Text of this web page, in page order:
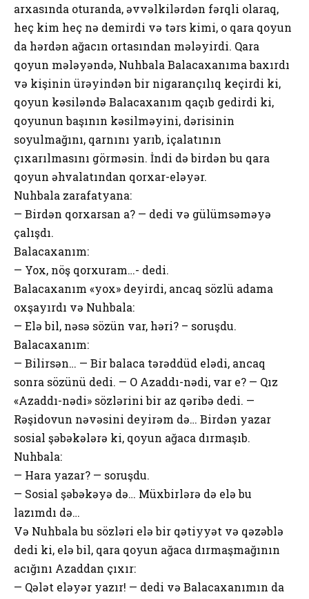
arxasında oturanda, əvvəlkilərdən fərqli olaraq,
heç kim heç nə demirdi və tərs kimi, o qara qoyun
da hərdən ağacın ortasından mələyirdi. Qara
qoyun mələyəndə, Nuhbala Balacaxanıma baxırdı
və kişinin ürəyindən bir nigarançılıq keçirdi ki,
qoyun kəsiləndə Balacaxanım qaçıb gedirdi ki,
qoyunun başının kəsilməyini, dərisinin
soyulmağını, qarnını yarıb, içalatının
çıxarılmasını görməsin. İndi də birdən bu qara
qoyun əhvalatından qorxar-eləyər.
Nuhbala zarafatyana:
— Birdən qorxarsan a? — dedi və gülümsəməyə
çalışdı.
Balacaxanım:
— Yox, nöş qorxuram…- dedi.
Balacaxanım «yox» deyirdi, ancaq sözlü adama
oxşayırdı və Nuhbala:
— Elə bil, nəsə sözün var, həri? – soruşdu.
Balacaxanım:
— Bilirsən… — Bir balaca tərəddüd elədi, ancaq
sonra sözünü dedi. — O Azaddı-nədi, var e? — Qız
«Azaddı-nədi» sözlərini bir az qəribə dedi. —
Rəşidovun nəvəsini deyirəm də… Birdən yazar
sosial şəbəkələrə ki, qoyun ağaca dırmaşıb.
Nuhbala:
— Hara yazar? — soruşdu.
— Sosial şəbəkəyə də… Müxbirlərə də elə bu
lazımdı də…
Və Nuhbala bu sözləri elə bir qətiyyət və qəzəblə
dedi ki, elə bil, qara qoyun ağaca dırmaşmağının
acığını Azaddan çıxır:
— Qələt eləyər yazır! — dedi və Balacaxanımın da